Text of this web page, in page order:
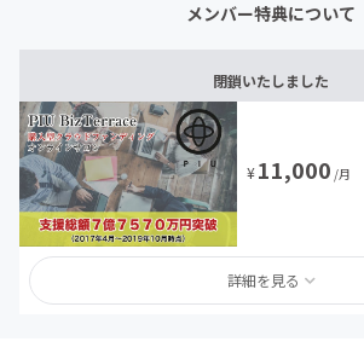
メンバー特典について
閉鎖いたしました
¥11,000 /月
詳細を見る